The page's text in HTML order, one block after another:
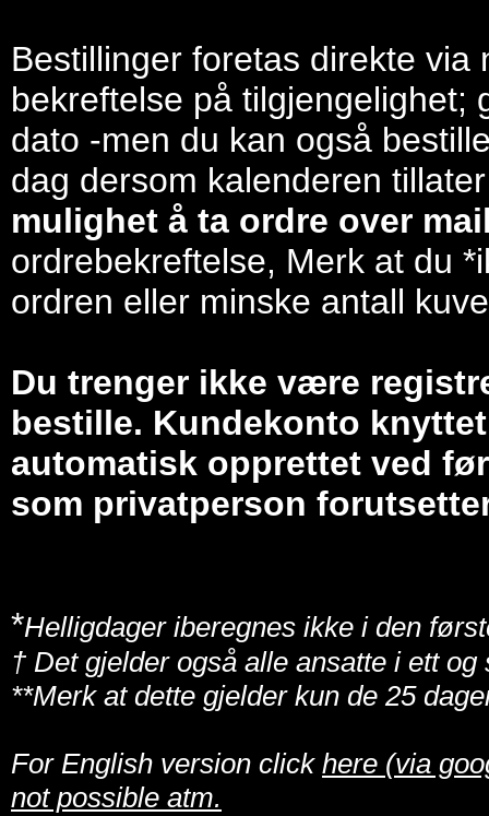
Bestillinger foretas direkte
bekreftelse på tilgjengelighet;
dato -men du kan også
dag dersom kalenderen
mulighet å ta ordre over
ordrebekreftelse, Merk at du
ordren eller minske antall
Du trenger ikke være
bestille. Kundekonto
automatisk opprettet ved
som privatperson
*Helligdager iberegnes ikke i den
† Det gjelder også alle ansatte i ett
**Merk at dette gjelder kun de 25
For English version click here (via
not possible atm.